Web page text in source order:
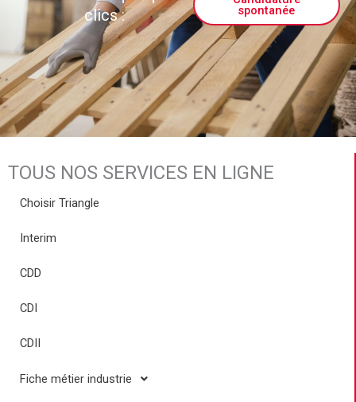
clics :
spontanée
TOUS NOS SERVICES EN LIGNE
Choisir Triangle
Interim
CDD
CDI
CDII
Fiche métier industrie